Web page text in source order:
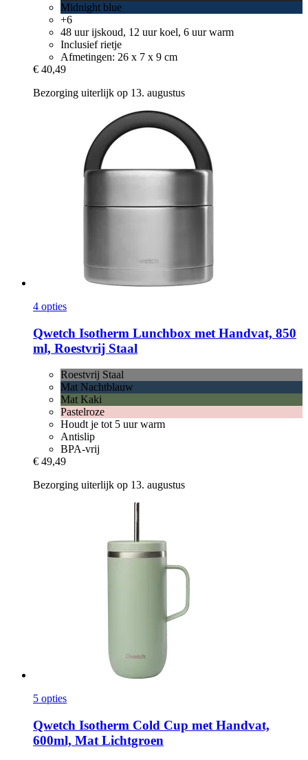
Midnight blue
+6
48 uur ijskoud, 12 uur koel, 6 uur warm
Inclusief rietje
Afmetingen: 26 x 7 x 9 cm
€ 40,49
Bezorging uiterlijk op 13. augustus
4 opties
Qwetch Isotherm Lunchbox met Handvat, 850
ml, Roestvrij Staal
Roestvrij Staal
Mat Nachtblauw
Mat Kaki
Pastelroze
Houdt je tot 5 uur warm
Antislip
BPA-vrij
€ 49,49
Bezorging uiterlijk op 13. augustus
5 opties
Qwetch Isotherm Cold Cup met Handvat,
600ml, Mat Lichtgroen